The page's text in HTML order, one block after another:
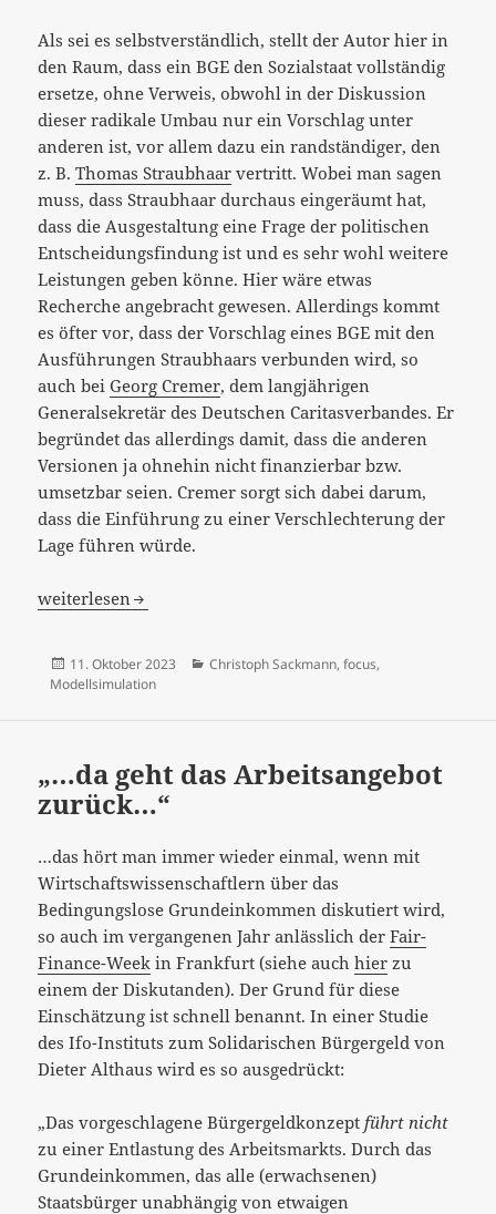
Als sei es selbstverständlich, stellt der Autor hier in
den Raum, dass ein BGE den Sozialstaat vollständig
ersetze, ohne Verweis, obwohl in der Diskussion
dieser radikale Umbau nur ein Vorschlag unter
anderen ist, vor allem dazu ein randständiger, den
z. B.Thomas Straubhaar vertritt. Wobei man sagen
muss, dass Straubhaar durchaus eingeräumt hat,
dass die Ausgestaltung eine Frage der politischen
Entscheidungsfindung ist und es sehr wohl weitere
Leistungen geben könne. Hier wäre etwas
Recherche angebracht gewesen. Allerdings kommt
es öfter vor, dass der Vorschlag eines BGE mit den
Ausführungen Straubhaars verbunden wird, so
auch beiGeorg Cremer, dem langjährigen
Generalsekretär des Deutschen Caritasverbandes. Er
begründet das allerdings damit, dass die anderen
Versionen ja ohnehin nicht finanzierbar bzw.
umsetzbar seien. Cremer sorgt sich dabei darum,
dass die Einführung zu einer Verschlechterung der
Lage führen würde.
„Mit dem bedingungslosen Grundeinkommen haben
weiterlesen
Veröffentlicht
am
11. Oktober 2023 Kategorien
Christoph Sackmann, focus,
Modellsimulation
„…da geht das Arbeitsangebot
zurück…“
…das hört man immer wieder einmal, wenn mit
Wirtschaftswissenschaftlern über das
Bedingungslose Grundeinkommen diskutiert wird,
so auch im vergangenen Jahr anlässlich derFair-
Finance-Week in Frankfurt (siehe auchhier zu
einem der Diskutanden). Der Grund für diese
Einschätzung ist schnell benannt. In einer Studie
des Ifo-Instituts zum Solidarischen Bürgergeld von
Dieter Althaus wird es so ausgedrückt:
„Das vorgeschlagene Bürgergeldkonzeptführt nicht
zu einer Entlastung des Arbeitsmarkts. Durch das
Grundeinkommen, das alle (erwachsenen)
Staatsbürger unabhängig von etwaigen